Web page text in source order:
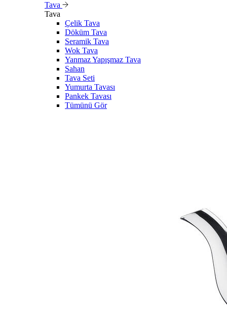
Tava
Tava
Çelik Tava
Döküm Tava
Seramik Tava
Wok Tava
Yanmaz Yapışmaz Tava
Sahan
Tava Seti
Yumurta Tavası
Pankek Tavası
Tümünü Gör